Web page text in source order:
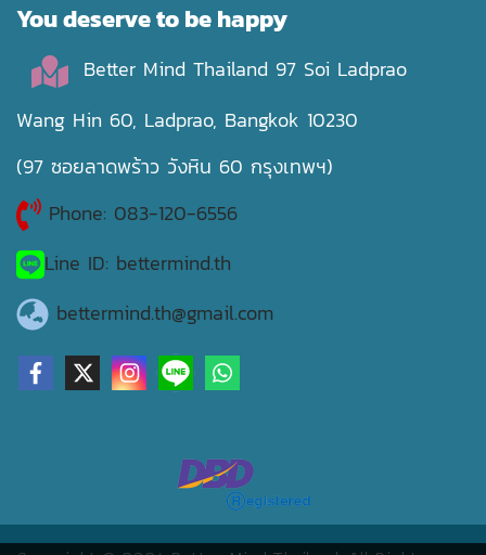
You deserve to be happy
Better Mind Thailand 97 Soi Ladprao
Wang Hin 60, Ladprao, Bangkok 10230
(97 ซอยลาดพร้าว วังหิน 60 กรุงเทพฯ)
Phone: 083-120-6556
Line ID: bettermind.th
bettermind.th@gmail.com